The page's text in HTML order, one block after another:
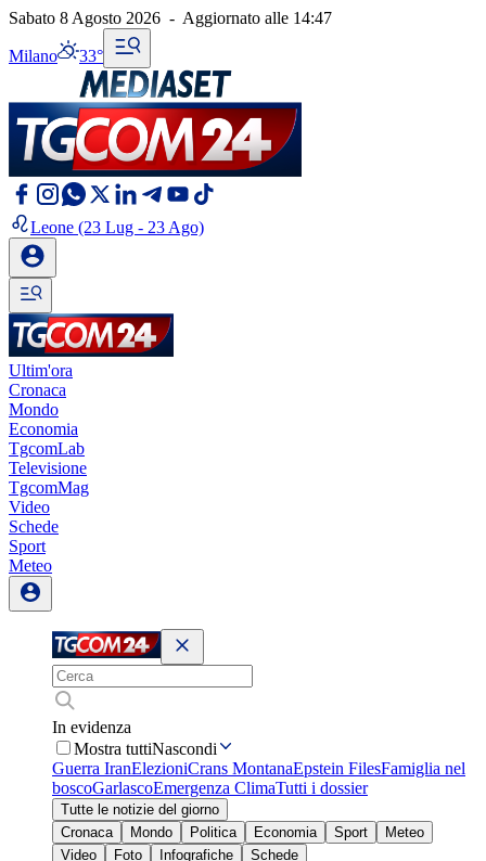
Sabato 8 Agosto 2026 - Aggiornato alle 14:47
Milano 33°
Leone (23 Lug - 23 Ago)
Ultim'ora
Cronaca
Mondo
Economia
TgcomLab
Televisione
TgcomMag
Video
Schede
Sport
Meteo
In evidenza
Mostra tuttiNascondi
Guerra IranElezioniCrans MontanaEpstein FilesFamiglia nel
boscoGarlascoEmergenza ClimaTutti i dossier
Tutte le notizie del giorno
Cronaca
Mondo Politica Economia Sport
Meteo
Video
Foto Infografiche
Schede